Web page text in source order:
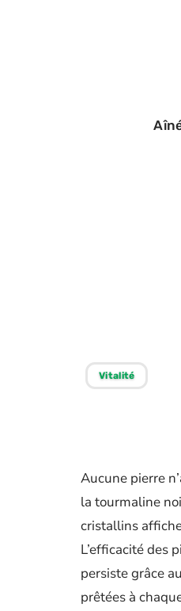
Vitalité
Aucune pierre
la tourmaline
cristallins
L’efficacité des
persiste grâce
prêtées à